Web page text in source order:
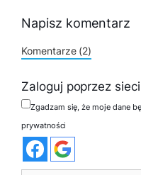
Napisz komentarz
Komentarze (2)
Zaloguj poprzez
Zgadzam się, że moje dane
prywatności